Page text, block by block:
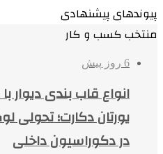
پیوندهای پیشنهادی
منتخب کسب و کار
6 روز پیش
انواع قاب بندی
یورتان دکارت؛
در دکوراسیون داخلی